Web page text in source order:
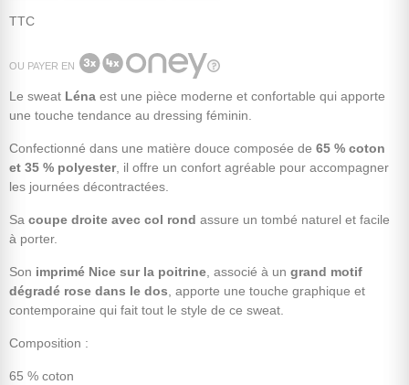
TTC
OU PAYER EN
Le sweat Léna est une pièce moderne et confortable qui apporte
une touche tendance au dressing féminin.
Confectionné dans une matière douce composée de 65 % coton
et 35 % polyester, il offre un confort agréable pour accompagner
les journées décontractées.
Sa coupe droite avec col rond assure un tombé naturel et facile
à porter.
Son imprimé Nice sur la poitrine , associé à un grand motif
dégradé rose dans le dos , apporte une touche graphique et
contemporaine qui fait tout le style de ce sweat.
Composition :
65 % coton